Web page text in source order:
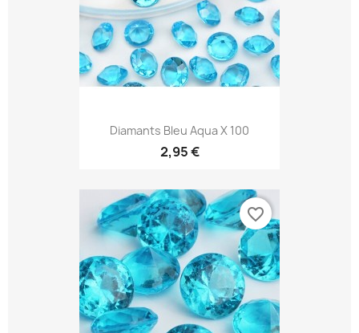
Diamants Bleu Aqua X 100
2,95 €
favorite_border